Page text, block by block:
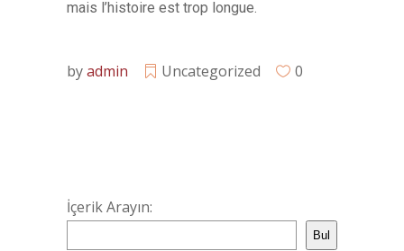
mais l’histoire est trop longue.
byadmin Uncategorized 0
İçerik Arayın:
Bul